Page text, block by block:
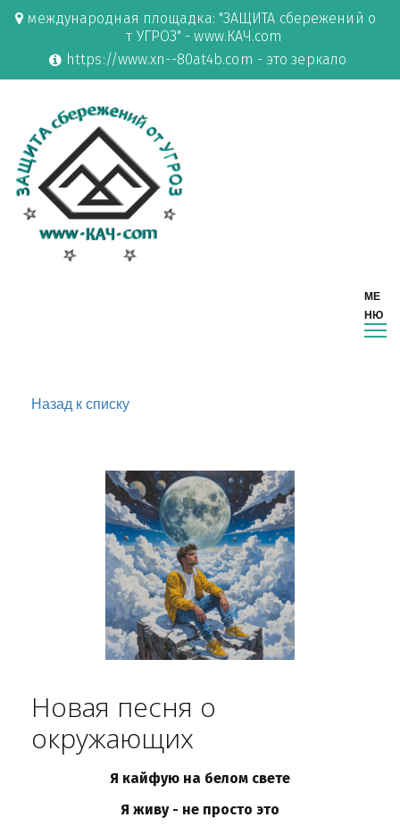
международная площадка: "ЗАЩИТА сбережений о
т УГРОЗ" - www.КАЧ.com
https://www.xn--80at4b.com - это зеркало
Назад к списку
Новая песня о
окружающих
Я кайфую на белом свете
Я живу - не просто это